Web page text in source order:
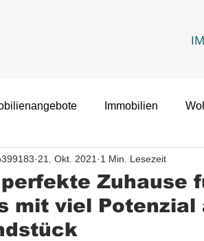
Immobilien
Karriere
perfekte Zuhause
mit viel
21. Okt. 2021 1 Min. Lesezeit